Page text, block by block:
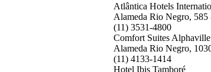
Atlântica Hotels
Alameda Rio Negro, 585
(11) 3531-4800
Comfort Suites Alphaville
Alameda Rio Negro,
(11) 4133-1414
Hotel Ibis Tamboré